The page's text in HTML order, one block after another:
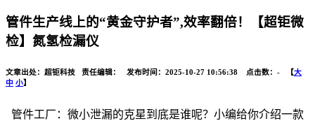
管件生产线上的“黄金守护者”,效率翻倍！【超钜微
检】氮氢检漏仪
文章出处：超钜科技 责任编辑： 发布时间：2025-10-27 10:56:38 点击数： - 【大
中 小】
管件工厂：微小泄漏的克星到底是谁呢？小编给你介绍一款